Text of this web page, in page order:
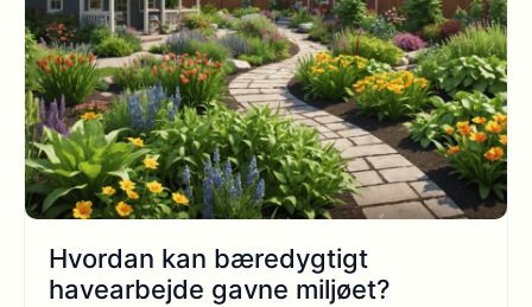
Hvordan kan bæredygtigt
havearbejde gavne miljøet?